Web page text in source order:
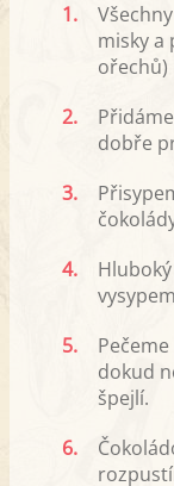
1.
misky a
ořechů)
2.
dobře
3.
4.
5.
dokud
špejlí.
6.